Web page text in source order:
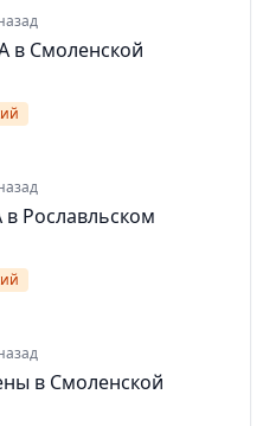
в Смоленской
Рославльском
в Смоленской